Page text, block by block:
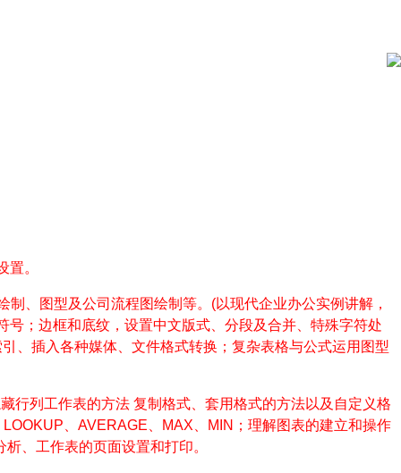
。
、图型及公司流程图绘制等。 (以现代企业办公实例讲解，
；边框和底纹，设置中文版式、分段及合并、特殊字符处
、插入各种媒体、文件格式转换；复杂表格与公式运用图型
行列工作表的方法 复制格式、套用格式的方法以及自定义格
LOOKUP AVERAGE MAX MIN ；理解图表的建立和操作
、工作表的页面设置和打印。